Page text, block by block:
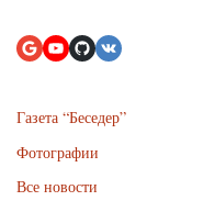
Газета “Беседер”
Фотографии
Все новости